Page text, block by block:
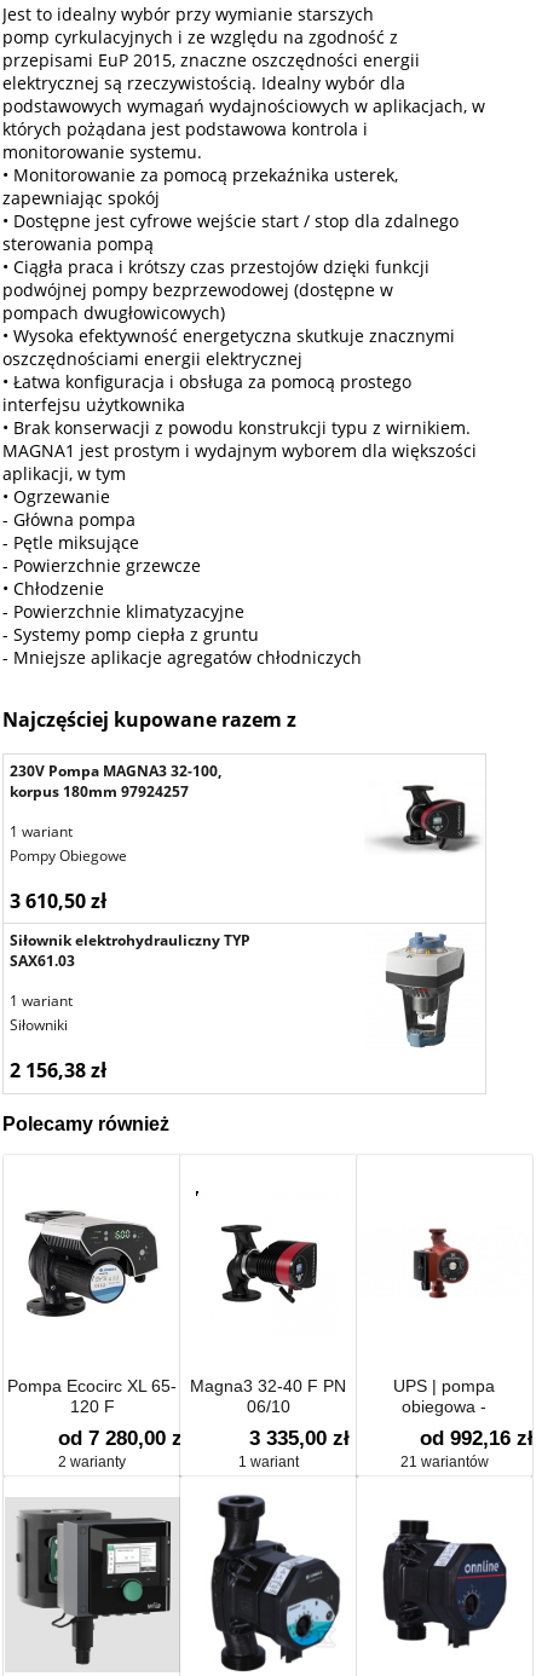
Jest to idealny wybór przy wymianie starszych
pomp cyrkulacyjnych i ze względu na zgodność z
przepisami EuP 2015, znaczne oszczędności energii
elektrycznej są rzeczywistością. Idealny wybór dla
podstawowych wymagań wydajnościowych w aplikacjach, w
których pożądana jest podstawowa kontrola i
monitorowanie systemu.
• Monitorowanie za pomocą przekaźnika usterek,
zapewniając spokój
• Dostępne jest cyfrowe wejście start / stop dla zdalnego
sterowania pompą
• Ciągła praca i krótszy czas przestojów dzięki funkcji
podwójnej pompy bezprzewodowej (dostępne w
pompach dwugłowicowych)
• Wysoka efektywność energetyczna skutkuje znacznymi
oszczędnościami energii elektrycznej
• Łatwa konfiguracja i obsługa za pomocą prostego
interfejsu użytkownika
• Brak konserwacji z powodu konstrukcji typu z wirnikiem.
MAGNA1 jest prostym i wydajnym wyborem dla większości
aplikacji, w tym
• Ogrzewanie
- Główna pompa
- Pętle miksujące
- Powierzchnie grzewcze
• Chłodzenie
- Powierzchnie klimatyzacyjne
- Systemy pomp ciepła z gruntu
- Mniejsze aplikacje agregatów chłodniczych
Najczęściej kupowane razem z
230V Pompa MAGNA3 32-100,
korpus 180mm 97924257
1 wariant
Pompy Obiegowe
3 610,50 zł
Siłownik elektrohydrauliczny TYP
SAX61.03
1 wariant
Siłowniki
2 156,38 zł
Polecamy również
Pompa Ecocirc XL 65-
120 F
od 7 280,00 zł
2 warianty
Magna3 32-40 F PN
06/10
3 335,00 zł
1 wariant
UPS | pompa
obiegowa -
ogrzewanie,
chłodzenie, ciepła
woda
od 992,16 zł
21 wariantów